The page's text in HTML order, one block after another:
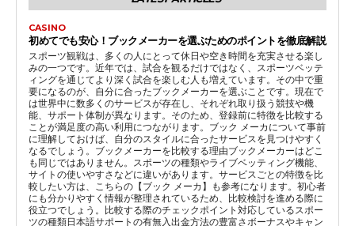
CASINO
初めてでも安心！ブックメーカーを選ぶためのポイントを徹底解説
スポーツ観戦は、多くの人にとって休日や空き時間を充実させる楽し
みの一つです。近年では、試合を観るだけではなく、スポーツベッテ
ィングを通じてより深く試合を楽しむ人も増えています。その中で重
要になるのが、自分に合ったブックメーカーを選ぶことです。現在で
は世界中に数多くのサービスが存在し、それぞれ取り扱う競技や機
能、サポート体制が異なります。そのため、登録前に特徴を比較する
ことが満足度の高い利用につながります。ブック メーカについて事前
に理解しておけば、自分のスタイルに合ったサービスを見つけやすく
なるでしょう。ブックメーカーを比較する理由ブックメーカーはどこ
も同じではありません。スポーツの種類やライブベッティング機能、
サイトの使いやすさなどに違いがあります。サービスごとの特徴を比
較したい方は、こちらの【ブック メーカ】も参考になります。初心者
にも分かりやすく情報が整理されているため、比較検討を進める際に
役立つでしょう。比較する際のチェックポイント対応しているスポー
ツの種類日本語サポートの有無入出金方法の豊富さボーナスやキャン